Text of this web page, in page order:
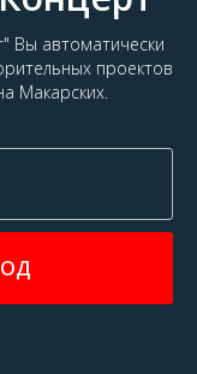
Bы автоматически
проектов
Макарских.